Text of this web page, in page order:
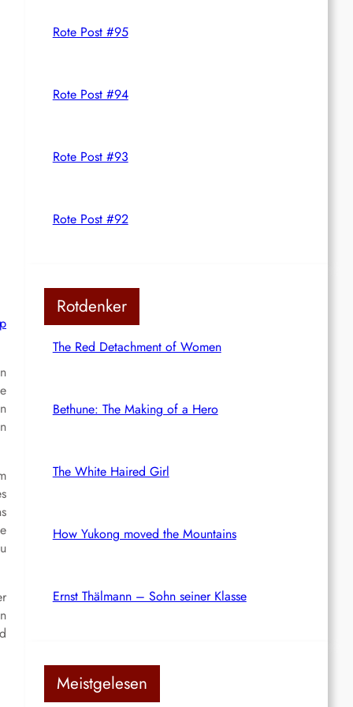
Rote Post #95
Rote Post #94
Rote Post #93
Rote Post #92
Rotdenker
The Red Detachment of Women
Bethune: The Making of a Hero
The White Haired Girl
How Yukong moved the Mountains
Ernst Thälmann – Sohn seiner Klasse
Meistgelesen